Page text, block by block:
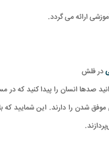
.
در فلش
انسان را پیدا کنید که در
شدن را دارند.این شمایید که